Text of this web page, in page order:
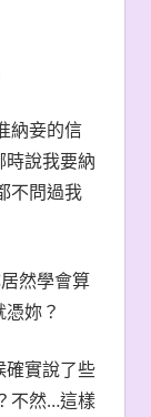
納妾的信
說我要納
不問過我
然學會算
妳？
實說了些
不然…這樣